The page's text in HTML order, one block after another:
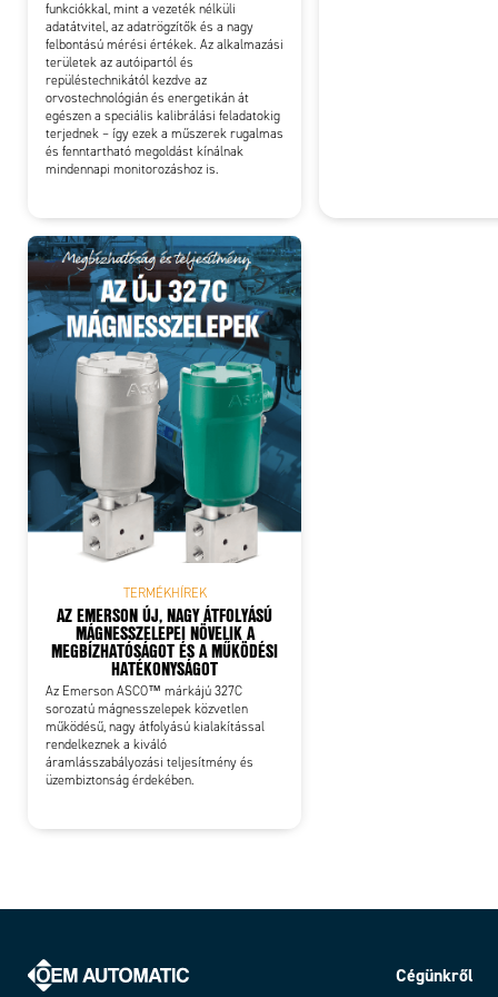
funkciókkal, mint a vezeték nélküli
adatátvitel, az adatrögzítők és a nagy
felbontású mérési értékek. Az alkalmazási
területek az autóipartól és
repüléstechnikától kezdve az
orvostechnológián és energetikán át
egészen a speciális kalibrálási feladatokig
terjednek – így ezek a műszerek rugalmas
és fenntartható megoldást kínálnak
mindennapi monitorozáshoz is.
TERMÉKHÍREK
AZ EMERSON ÚJ, NAGY ÁTFOLYÁSÚ
MÁGNESSZELEPEI NÖVELIK A
MEGBÍZHATÓSÁGOT ÉS A MŰKÖDÉSI
HATÉKONYSÁGOT
Az Emerson ASCO™ márkájú 327C
sorozatú mágnesszelepek közvetlen
működésű, nagy átfolyású kialakítással
rendelkeznek a kiváló
áramlásszabályozási teljesítmény és
üzembiztonság érdekében.
Cégünkről